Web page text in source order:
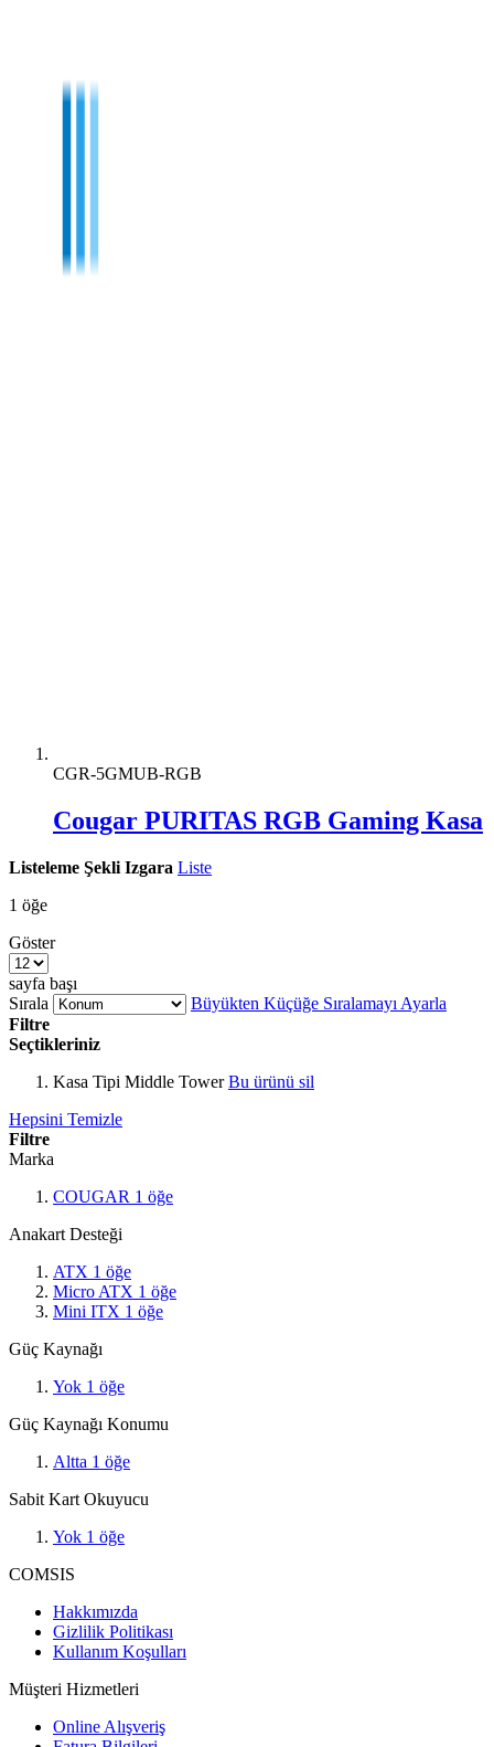
CGR-5GMUB-RGB
Cougar PURITAS RGB Gaming Kasa
Listeleme Şekli Izgara Liste
1 öğe
Göster
sayfa başı
Sırala
Büyükten Küçüğe Sıralamayı Ayarla
Filtre
Seçtikleriniz
Kasa Tipi Middle Tower Bu ürünü sil
Hepsini Temizle
Filtre
Marka
COUGAR 1 öğe
Anakart Desteği
ATX 1 öğe
Micro ATX 1 öğe
Mini ITX 1 öğe
Güç Kaynağı
Yok 1 öğe
Güç Kaynağı Konumu
Altta 1 öğe
Sabit Kart Okuyucu
Yok 1 öğe
COMSIS
Hakkımızda
Gizlilik Politikası
Kullanım Koşulları
Müşteri Hizmetleri
Online Alışveriş